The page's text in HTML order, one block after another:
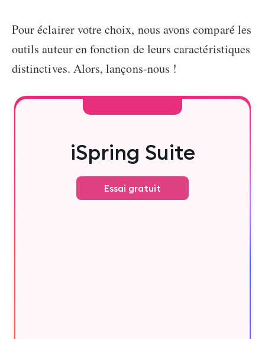
Pour éclairer votre choix, nous avons comparé les
outils auteur en fonction de leurs caractéristiques
distinctives. Alors, lançons-nous !
iSpring Suite
Essai gratuit